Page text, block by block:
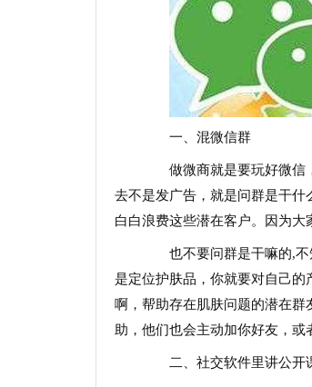
一、混微信群
做微商就是要玩好微信，
去不是发广告，就是问群是干
白白浪费这些潜在客户。因为大
也不要问群是干嘛的,不
是定位护肤品，你就要对自己
啊，帮助存在肌肤问题的潜在
助，他们也会主动加你好友，
二、社交软件里讲公开